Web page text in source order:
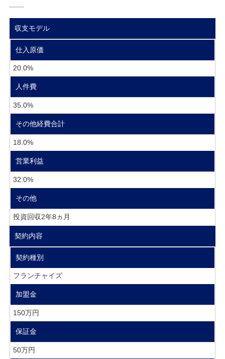
収支モデル
仕入原価
20.0%
人件費
35.0%
その他経費合計
18.0%
営業利益
32.0%
その他
投資回収2年8ヵ月
契約内容
契約種別
フランチャイズ
加盟金
150万円
保証金
50万円